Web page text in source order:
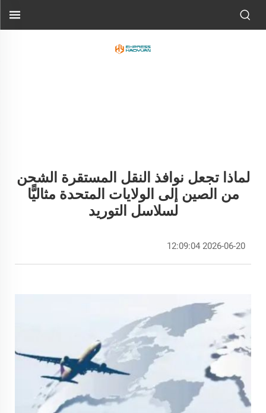
لماذا تجعل نوافذ النقل المستقرة الشحن
من الصين إلى الولايات المتحدة مثاليًّا
لسلاسل التوريد
2026-06-20 12:09:04